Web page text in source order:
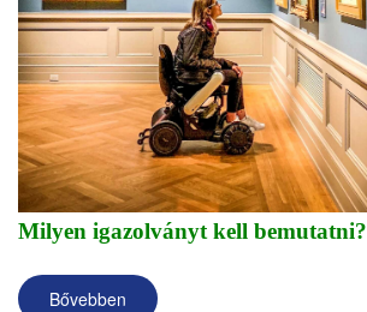
Milyen igazolványt kell bemutatni?
Bővebben